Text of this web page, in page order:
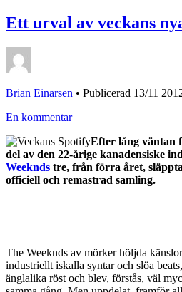
Ett urval av veckans
Brian Einarsen • Publicerad 13/11
En kommentar
Efter lång väntan
del av den 22-årige kanadensiske
Weeknds tre, från förra året,
officiell och remastrad samling.
The Weeknds av mörker höljda
industriellt iskalla syntar och slöa
änglalika röst och blev, förstås, väl